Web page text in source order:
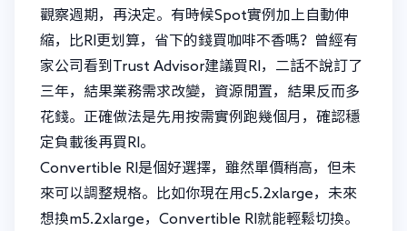
觀察週期，再決定。有時候Spot實例加上自動伸
縮，比RI更划算，省下的錢買咖啡不香嗎？曾經有
家公司看到Trust Advisor建議買RI，二話不說訂了
三年，結果業務需求改變，資源閒置，結果反而多
花錢。正確做法是先用按需實例跑幾個月，確認穩
定負載後再買RI。
Convertible RI是個好選擇，雖然單價稍高，但未
來可以調整規格。比如你現在用c5.2xlarge，未來
想換m5.2xlarge，Convertible RI就能輕鬆切換。